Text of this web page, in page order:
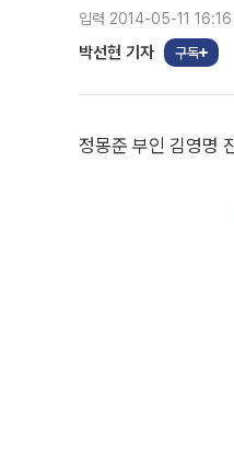
입력 2014-05-11 16:16
박선현 기자 구독
정몽준 부인 김영명